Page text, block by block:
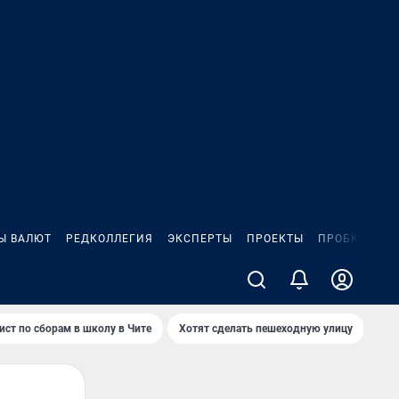
ВАЛЮТ РЕДКОЛЛЕГИЯ ЭКСПЕРТЫ ПРОЕКТЫ ПРОБКИ
по сборам в школу в Чите Хотят сделать пешеходную улицу